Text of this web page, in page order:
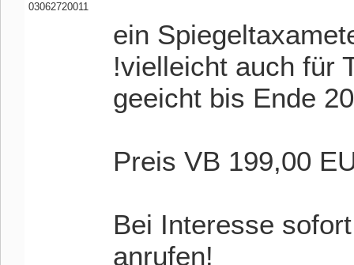
03062720011
ein
!vielleicht auch für
geeicht bis Ende
Preis VB 199,00
Bei Interesse
anrufen!